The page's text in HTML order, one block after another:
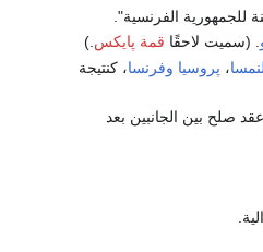
للجمهورية الفرنسية".
. (سميت لاحقًا قمة پايكس.)
، پروسيا وفرنسا، كنتيجة
صلح بين الجانبين بعد